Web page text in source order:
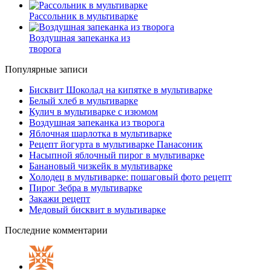
Рассольник в мультиварке
Воздушная запеканка из
творога
Популярные записи
Бисквит Шоколад на кипятке в мультиварке
Белый хлеб в мультиварке
Кулич в мультиварке с изюмом
Воздушная запеканка из творога
Яблочная шарлотка в мультиварке
Рецепт йогурта в мультиварке Панасоник
Насыпной яблочный пирог в мультиварке
Банановый чизкейк в мультиварке
Холодец в мультиварке: пошаговый фото рецепт
Пирог Зебра в мультиварке
Закажи рецепт
Медовый бисквит в мультиварке
Последние комментарии